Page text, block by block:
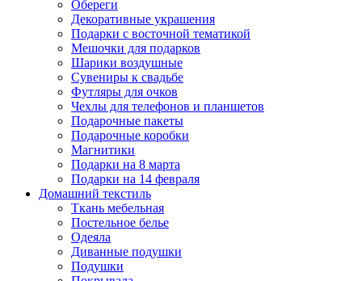
Обереги
Декоративные украшения
Подарки с восточной тематикой
Мешочки для подарков
Шарики воздушные
Сувениры к свадьбе
Футляры для очков
Чехлы для телефонов и планшетов
Подарочные пакеты
Подарочные коробки
Магнитики
Подарки на 8 марта
Подарки на 14 февраля
Домашний текстиль
Ткань мебельная
Постельное белье
Одеяла
Диванные подушки
Подушки